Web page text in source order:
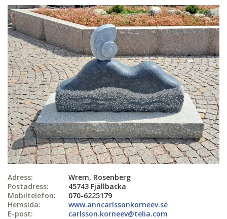
Adress:
Wrem, Rosenberg
Postadress:
45743 Fjällbacka
Mobiltelefon:
070-6225179
Hemsida:
www.anncarlssonkorneev.se
E-post:
carlsson.korneev@telia.com